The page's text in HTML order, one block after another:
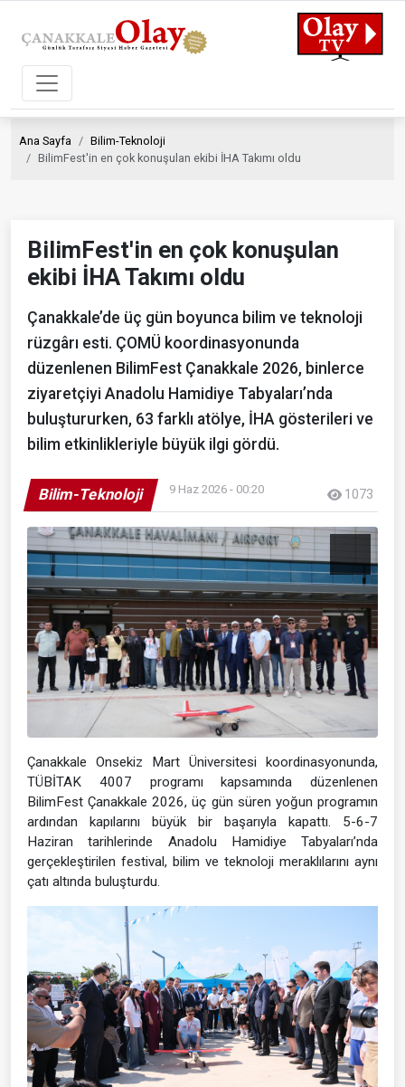
Ana Sayfa
Bilim-Teknoloji
BilimFest'in en çok konuşulan ekibi İHA Takımı oldu
BilimFest'in en çok konuşulan
ekibi İHA Takımı oldu
Çanakkale’de üç gün boyunca bilim ve teknoloji
rüzgârı esti. ÇOMÜ koordinasyonunda
düzenlenen BilimFest Çanakkale 2026, binlerce
ziyaretçiyi Anadolu Hamidiye Tabyaları’nda
buluştururken, 63 farklı atölye, İHA gösterileri ve
bilim etkinlikleriyle büyük ilgi gördü.
Bilim-Teknoloji 9 Haz 2026 - 00:20 1073
Çanakkale Onsekiz Mart Üniversitesi koordinasyonunda,
TÜBİTAK 4007 programı kapsamında düzenlenen
BilimFest Çanakkale 2026, üç gün süren yoğun programın
ardından kapılarını büyük bir başarıyla kapattı. 5-6-7
Haziran tarihlerinde Anadolu Hamidiye Tabyaları’nda
gerçekleştirilen festival, bilim ve teknoloji meraklılarını aynı
çatı altında buluşturdu.